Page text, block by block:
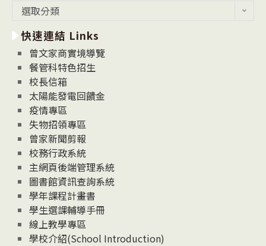
消
息
News
選取分類
快速連結 Links
曾文家商實境導覽
餐管科特色招生
校長信箱
太陽能發電回饋金
疫情專區
失物招領專區
曾家新聞剪報
校務行政系統
主網頁後端管理系統
圖書館資訊查詢系統
學年課程計畫書
學生選課輔導手冊
線上教學專區
學校介紹(School Introduction)